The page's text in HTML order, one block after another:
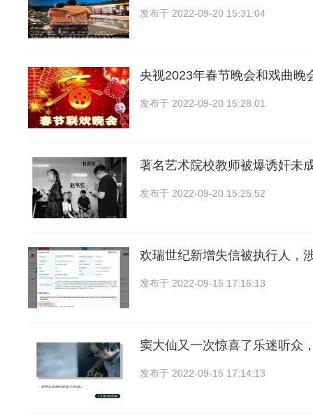
发布于 2022-09-20 15:31:04
央视2023年春节晚会和戏曲晚
发布于 2022-09-20 15:28:01
著名艺术院校教师被爆诱奸未
发布于 2022-09-20 15:25:52
欢瑞世纪新增失信被执行人，
发布于 2022-09-15 17:16:13
窦大仙又一次惊喜了乐迷听众
发布于 2022-09-15 17:14:13